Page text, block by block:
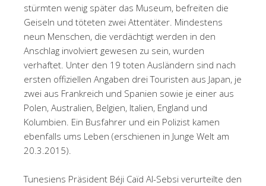
stürmten wenig später das Museum, befreiten die
Geiseln und töteten zwei Attentäter. Mindestens
neun Menschen, die verdächtigt werden in den
Anschlag involviert gewesen zu sein, wurden
verhaftet. Unter den 19 toten Ausländern sind nach
ersten offiziellen Angaben drei Touristen aus Japan, je
zwei aus Frankreich und Spanien sowie je einer aus
Polen, Australien, Belgien, Italien, England und
Kolumbien. Ein Busfahrer und ein Polizist kamen
ebenfalls ums Leben (erschienen in Junge Welt am
20.3.2015).
Tunesiens Präsident Béji Caïd Al-Sebsi verurteilte den